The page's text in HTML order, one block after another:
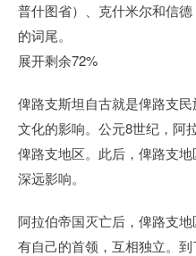
普什图省）、克什米尔和信德
的词尾。
展开剩余72%
俾路支斯坦自古就是俾路支
文化的影响。公元8世纪，阿
俾路支地区。此后，俾路支
深远影响。
阿拉伯帝国灭亡后，俾路支
有自己的首领，互相独立。